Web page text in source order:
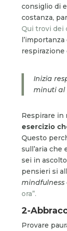
consiglio di
costanza,
Qui trovi dei
respirazione
Inizia
minuti al
Respirare in
esercizio
Questo
sull’aria che
sei in
pensieri si
mindfulness
ora”.
2-
Provare